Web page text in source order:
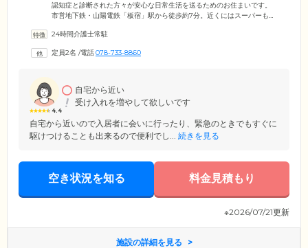
認知症と診断された方々が安心な日常生活を送るためのお住まいです。
市営地下鉄・山陽電鉄「板宿」駅から徒歩約7分。近くにはスーパーもあ
票があり、要支援・要介護の認定を受けたみなさまが対象です。ご入居
ースであるリビングダイニングを中心に共同生活を送ります。プライバ
24時間介護士常駐
定員2名 /電話078-733-8860
4.4
自宅から近い
受け入れを増やして欲しいです
自宅から近いので入居者に会いに行ったり、緊急のときでもすぐに
駆けつけることも出来るので便利でし... 続きを見る
空き状況を知る 料金見積もり
※2026/07/21更新
施設の詳細を見る